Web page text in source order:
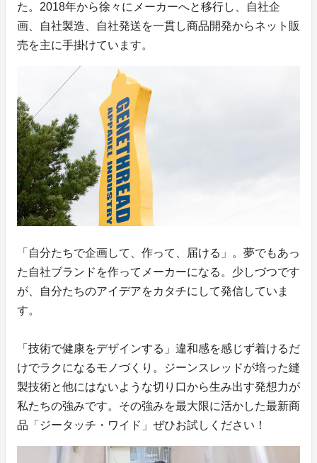
た。2018年から徐々にメーカーへと移行し、自社企
画、自社製造、自社発送を一貫し商品開発からネット販
売を主に手掛けています。
「自分たちで企画して、作って、届ける」。夢でもあっ
た自社ブランドを作ってメーカーになる。少しづつです
が、自分たちのアイデアをカタチにして発信していま
す。
「技術で健康をデザインする」違和感を感じず着けるだ
けでラクになるモノづくり。ジーンスレッドが培った縫
製技術と他にはないような切り口から生み出す発想力が
私たちの強みです。その強みを最大限に活かした最新商
品「ジータッチ・ワイド」ぜひお試しください！